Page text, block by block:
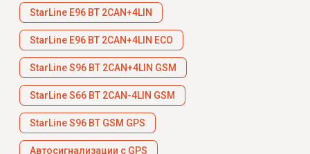
StarLine E96 BT 2CAN+4LIN
StarLine E96 BT 2CAN+4LIN ECO
StarLine S96 BT 2CAN+4LIN GSM
StarLine S66 BT 2CAN-4LIN GSM
StarLine S96 BT GSM GPS
Автосигнализации с GPS